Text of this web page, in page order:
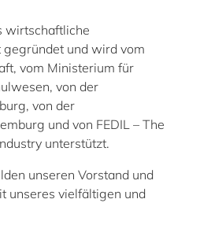
wirtschaftliche
und wird vom
vom Ministerium für
von der
von der
und von FEDIL – The
unterstützt.
unseren Vorstand und
unseres vielfältigen und